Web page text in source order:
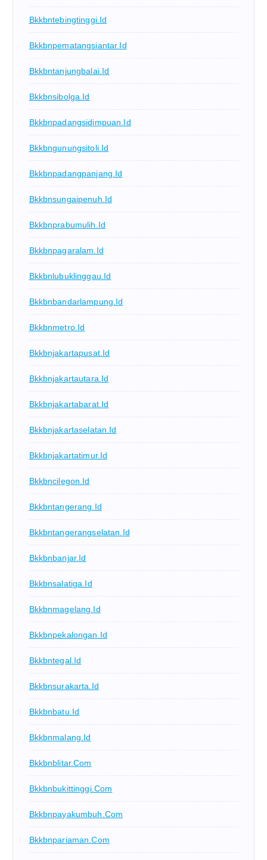
Bkkbntebingtinggi.id
Bkkbnpematangsiantar.id
Bkkbntanjungbalai.id
Bkkbnsibolga.id
Bkkbnpadangsidimpuan.id
Bkkbngunungsitoli.id
Bkkbnpadangpanjang.id
Bkkbnsungaipenuh.id
Bkkbnprabumulih.id
Bkkbnpagaralam.id
Bkkbnlubuklinggau.id
Bkkbnbandarlampung.id
Bkkbnmetro.id
Bkkbnjakartapusat.id
Bkkbnjakartautara.id
Bkkbnjakartabarat.id
Bkkbnjakartaselatan.id
Bkkbnjakartatimur.id
Bkkbncilegon.id
Bkkbntangerang.id
Bkkbntangerangselatan.id
Bkkbnbanjar.id
Bkkbnsalatiga.id
Bkkbnmagelang.id
Bkkbnpekalongan.id
Bkkbntegal.id
Bkkbnsurakarta.id
Bkkbnbatu.id
Bkkbnmalang.id
Bkkbnblitar.com
Bkkbnbukittinggi.com
Bkkbnpayakumbuh.com
Bkkbnpariaman.com